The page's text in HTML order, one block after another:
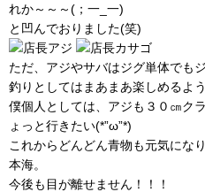
れか～～～(；一_一)
と凹んでおりました(笑)
ただ、アジやサバはジグ単体でも
釣りとしてはまあまあ楽しめるよ
僕個人としては、アジも３０㎝ク
ょっと行きたい(*”ω”*)
これからどんどん青物も元気にな
本海。
今後も目が離せません！！！